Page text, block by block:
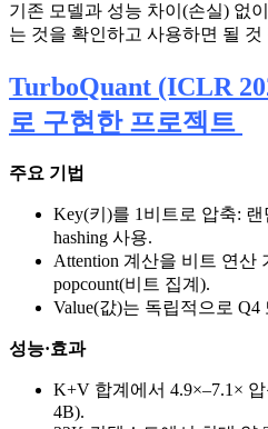
기존 모델과 성능 차이(손실) 없
는 것을 확인하고 사용하면 될 것
TurboQuant (ICLR
로 구현한 프로젝트
주요 기법
Key(키)를 1비트로 압축:
hashing 사용.
Attention 계산을 비트 연산
popcount(비트 집계).
Value(값)는 독립적으로 Q4
성능·효과
K+V 합계에서 4.9×–7.1×
4B).